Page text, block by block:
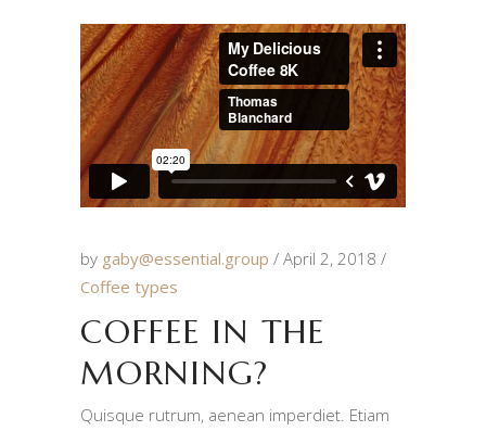
by gaby@essential.group
April 2, 2018
Coffee types
COFFEE IN THE
MORNING?
Quisque rutrum, aenean imperdiet. Etiam